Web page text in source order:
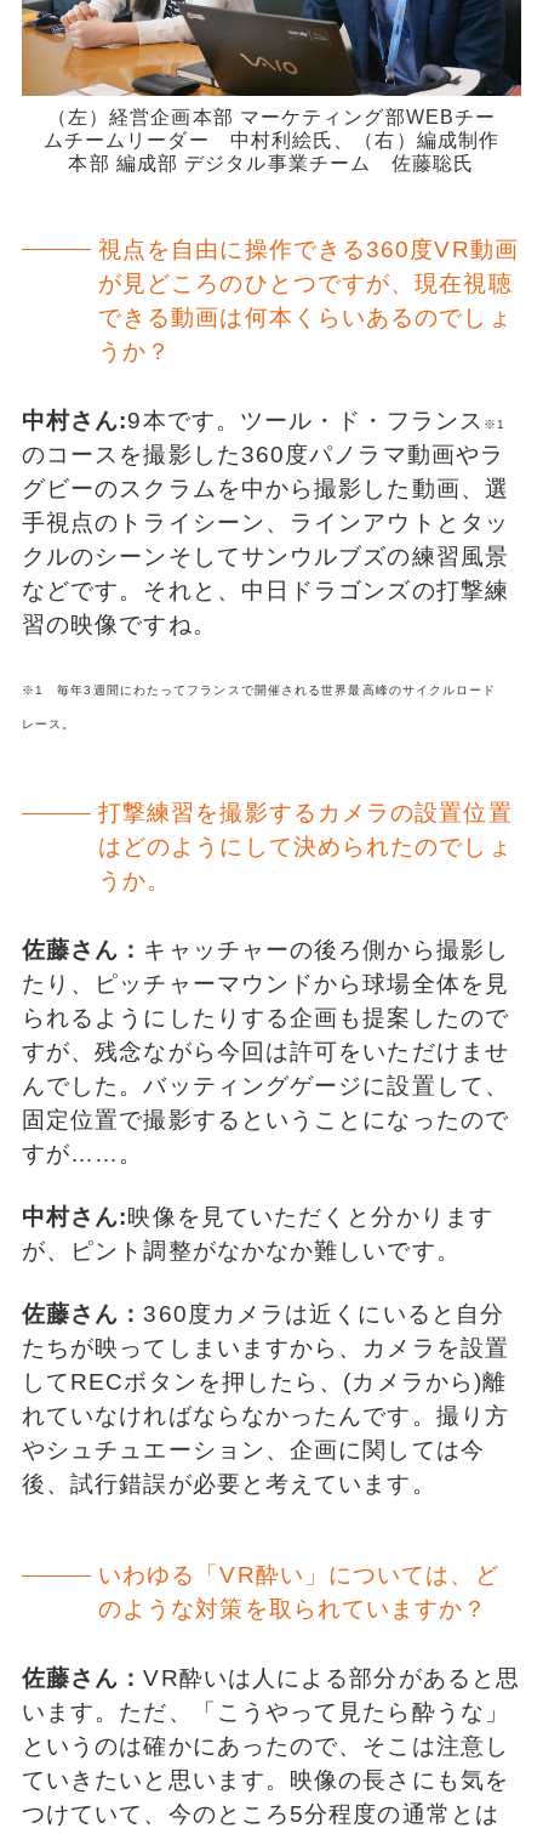
（左）経営企画本部 マーケティング部WEBチー
ムチームリーダー 中村利絵氏、（右）編成制作
本部 編成部 デジタル事業チーム 佐藤聡氏
視点を自由に操作できる360度VR動画
が見どころのひとつですが、現在視聴
できる動画は何本くらいあるのでしょ
うか？
中村さん:9本です。ツール・ド・フランス ※1
のコースを撮影した360度パノラマ動画やラ
グビーのスクラムを中から撮影した動画、選
手視点のトライシーン、ラインアウトとタッ
クルのシーンそしてサンウルブズの練習風景
などです。それと、中日ドラゴンズの打撃練
習の映像ですね。
※1 毎年3週間にわたってフランスで開催される世界最高峰のサイクルロード
レース。
打撃練習を撮影するカメラの設置位置
はどのようにして決められたのでしょ
うか。
佐藤さん： キャッチャーの後ろ側から撮影し
たり、ピッチャーマウンドから球場全体を見
られるようにしたりする企画も提案したので
すが、残念ながら今回は許可をいただけませ
んでした。バッティングゲージに設置して、
固定位置で撮影するということになったので
すが……。
中村さん:映像を見ていただくと分かります
が、ピント調整がなかなか難しいです。
佐藤さん：360度カメラは近くにいると自分
たちが映ってしまいますから、カメラを設置
してRECボタンを押したら、(カメラから)離
れていなければならなかったんです。撮り方
やシュチュエーション、企画に関しては今
後、試行錯誤が必要と考えています。
いわゆる「VR酔い」については、ど
のような対策を取られていますか？
佐藤さん：VR酔いは人による部分があると思
います。ただ、「こうやって見たら酔うな」
というのは確かにあったので、そこは注意し
ていきたいと思います。映像の長さにも気を
つけていて、今のところ5分程度の通常とは